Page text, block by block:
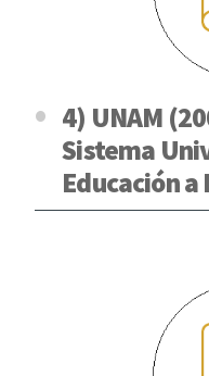
4) UNAM
Sistema
Educación